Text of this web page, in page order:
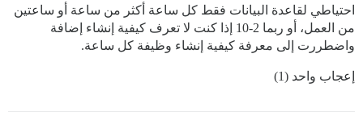
احتياطي لقاعدة البيانات فقط كل ساعة أكثر من ساعة أو ساعتين
من العمل، أو ربما 2-10 إذا كنت لا تعرف كيفية إنشاء إضافة
واضطررت إلى معرفة كيفية إنشاء وظيفة كل ساعة.
إعجاب واحد (1)